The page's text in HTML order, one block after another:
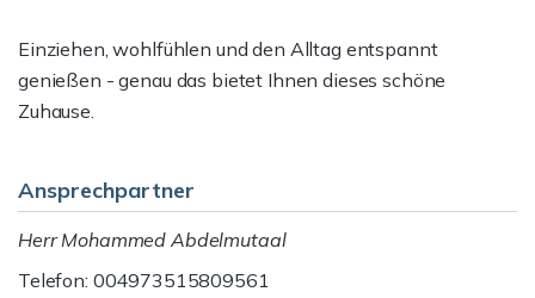
Einziehen, wohlfühlen und den Alltag entspannt
genießen - genau das bietet Ihnen dieses schöne
Zuhause.
Ansprechpartner
Herr Mohammed Abdelmutaal
Telefon: 004973515809561